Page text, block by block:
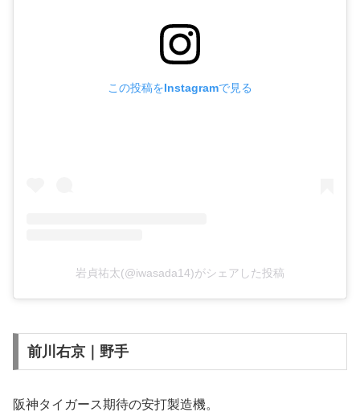
この投稿をInstagramで見る
岩貞祐太(@iwasada14)がシェアした投稿
前川右京｜野手
阪神タイガース期待の安打製造機。